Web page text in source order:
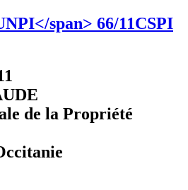
CSPI
de la Propriété